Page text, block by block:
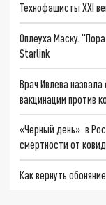
Технофашисты XXI
Оплеуха Маску.
Starlink
Врач Ивлева
вакцинации против
«Черный день»: в
смертности от
Как вернуть